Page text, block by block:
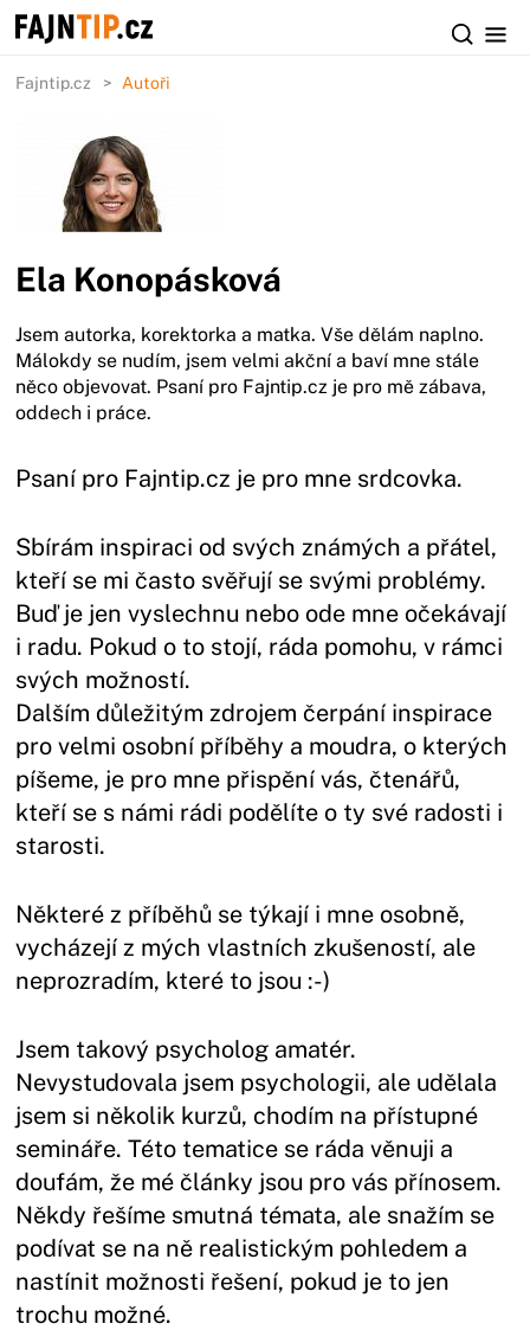
Fajntip.cz Autoři
Ela Konopásková
Jsem autorka, korektorka a matka. Vše dělám naplno.
Málokdy se nudím, jsem velmi akční a baví mne stále
něco objevovat. Psaní pro Fajntip.cz je pro mě zábava,
oddech i práce.
Psaní pro Fajntip.cz je pro mne srdcovka.
Sbírám inspiraci od svých známých a přátel,
kteří se mi často svěřují se svými problémy.
Buď je jen vyslechnu nebo ode mne očekávají
i radu. Pokud o to stojí, ráda pomohu, v rámci
svých možností.
Dalším důležitým zdrojem čerpání inspirace
pro velmi osobní příběhy a moudra, o kterých
píšeme, je pro mne přispění vás, čtenářů,
kteří se s námi rádi podělíte o ty své radosti i
starosti.
Některé z příběhů se týkají i mne osobně,
vycházejí z mých vlastních zkušeností, ale
neprozradím, které to jsou :-)
Jsem takový psycholog amatér.
Nevystudovala jsem psychologii, ale udělala
jsem si několik kurzů, chodím na přístupné
semináře. Této tematice se ráda věnuji a
doufám, že mé články jsou pro vás přínosem.
Někdy řešíme smutná témata, ale snažím se
podívat se na ně realistickým pohledem a
nastínit možnosti řešení, pokud je to jen
trochu možné.